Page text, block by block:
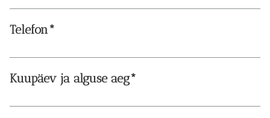
Telefon
Kuupäev ja alguse aeg